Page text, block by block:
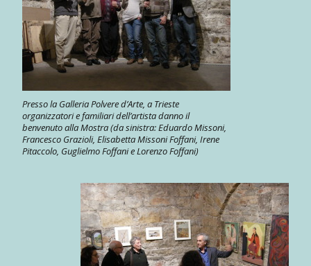
Presso la Galleria Polvere d’Arte, a Trieste
organizzatori e familiari dell’artista danno il
benvenuto alla Mostra (da sinistra: Eduardo Missoni,
Francesco Grazioli, Elisabetta Missoni Foffani, Irene
Pitaccolo, Guglielmo Foffani e Lorenzo Foffani)